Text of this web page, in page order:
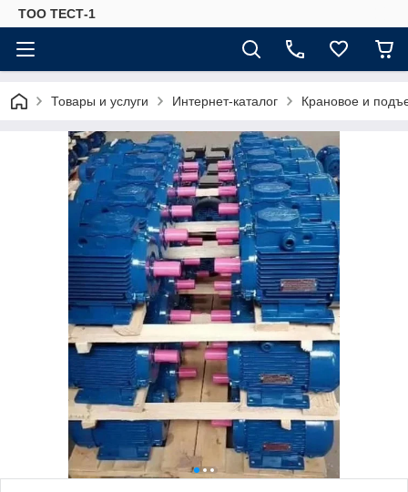
ТОО ТЕСТ-1
Товары и услуги Интернет-каталог Крановое и